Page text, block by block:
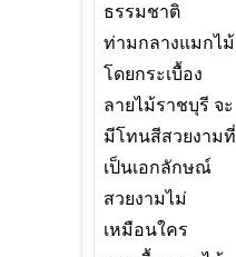
ธรรมชาติ
ท่ามกลางแมกไม้
โดยกระเบื้อง
ลายไม้ราชบุรี จะ
มีโทนสีสวยงามที่
เป็นเอกลักษณ์
สวยงามไม่
เหมือนใคร